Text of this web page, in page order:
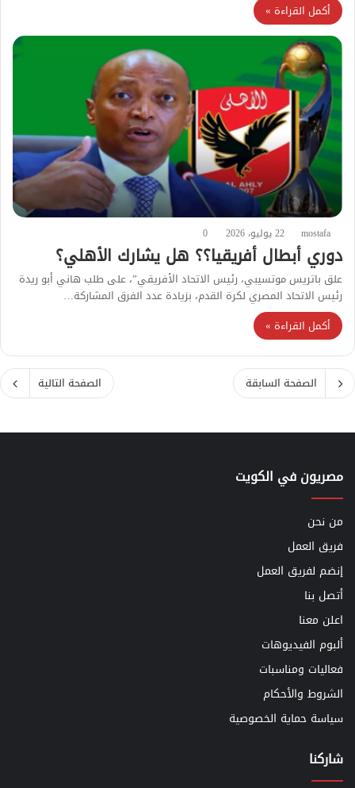
أكمل القراءة »
mostafa 22 يوليو، 2026 0
دوري أبطال أفريقيا؟؟ هل يشارك الأهلي؟
علق باتريس موتسيبي، رئيس الاتحاد الأفريقي”، على طلب هاني أبو ريدة
رئيس الاتحاد المصري لكرة القدم، بزيادة عدد الفرق المشاركة…
أكمل القراءة »
الصفحة السابقة الصفحة التالية
مصريون في الكويت
من نحن
فريق العمل
إنضم لفريق العمل
أتصل بنا
اعلن معنا
ألبوم الفيديوهات
فعاليات ومناسبات
الشروط والأحكام
سياسة حماية الخصوصية
شاركنا